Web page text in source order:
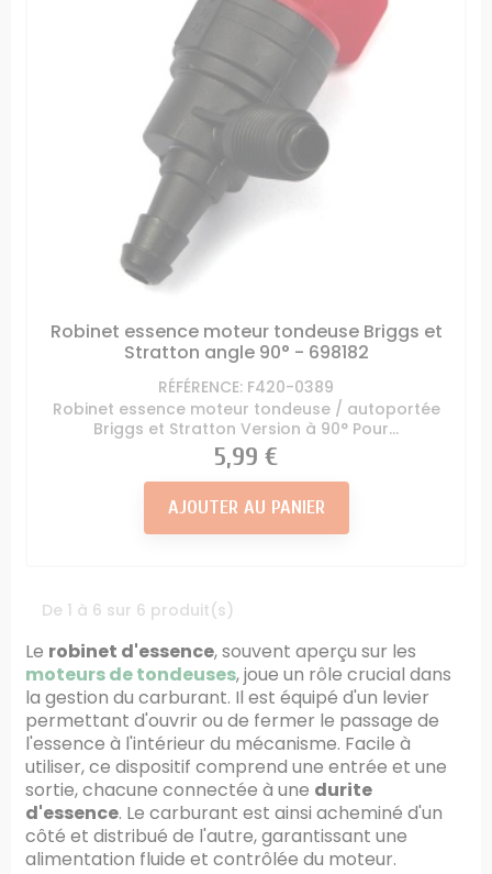
Le robinet d'essence, souvent aperçu sur les
moteurs de tondeuses, joue un rôle crucial dans
la gestion du carburant. Il est équipé d'un levier
permettant d'ouvrir ou de fermer le passage de
l'essence à l'intérieur du mécanisme. Facile à
utiliser, ce dispositif comprend une entrée et une
sortie, chacune connectée à une durite
d'essence. Le carburant est ainsi acheminé d'un
côté et distribué de l'autre, garantissant une
alimentation fluide et contrôlée du moteur.
Robinet essence moteur tondeuse Briggs et
Stratton angle 90° - 698182
RÉFÉRENCE: F420-0389
Robinet essence moteur tondeuse / autoportée
Briggs et Stratton Version à 90° Pour...
Prix
5,99 €
AJOUTER AU PANIER
De 1 à 6 sur 6 produit(s)